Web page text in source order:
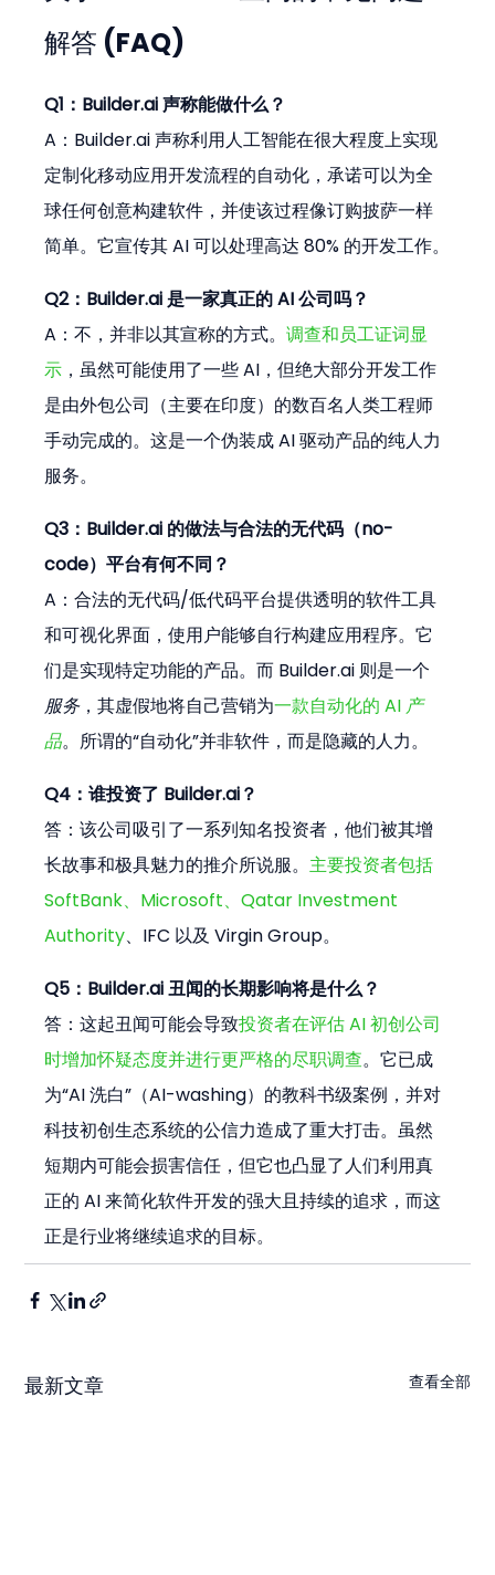
解答 (FAQ)
Q1：Builder.ai 声称能做什么？
A：Builder.ai 声称利用人工智能在很大程度上实现
定制化移动应用开发流程的自动化，承诺可以为全
球任何创意构建软件，并使该过程像订购披萨一样
简单。它宣传其 AI 可以处理高达 80% 的开发工作。
Q2：Builder.ai 是一家真正的 AI 公司吗？
A：不，并非以其宣称的方式。调查和员工证词显
示 ，虽然可能使用了一些 AI，但绝大部分开发工作
是由外包公司（主要在印度）的数百名人类工程师
手动完成的。这是一个伪装成 AI 驱动产品的纯人力
服务。
Q3：Builder.ai 的做法与合法的无代码（no-
code）平台有何不同？
A：合法的无代码/低代码平台提供透明的软件工具
和可视化界面，使用户能够自行构建应用程序。它
们是实现特定功能的产品。而 Builder.ai 则是一个
服务，其虚假地将自己营销为一款自动化的 AI 产
品。所谓的“自动化”并非软件，而是隐藏的人力。
Q4：谁投资了 Builder.ai？
答：该公司吸引了一系列知名投资者，他们被其增
长故事和极具魅力的推介所说服。主要投资者包括
SoftBank、Microsoft、Qatar Investment
Authority、IFC 以及 Virgin Group。
Q5：Builder.ai 丑闻的长期影响将是什么？
答：这起丑闻可能会导致投资者在评估 AI 初创公司
时增加怀疑态度并进行更严格的尽职调查。它已成
为“AI 洗白”（AI-washing）的教科书级案例，并对
科技初创生态系统的公信力造成了重大打击。虽然
短期内可能会损害信任，但它也凸显了人们利用真
正的 AI 来简化软件开发的强大且持续的追求，而这
正是行业将继续追求的目标。
最新文章 查看全部